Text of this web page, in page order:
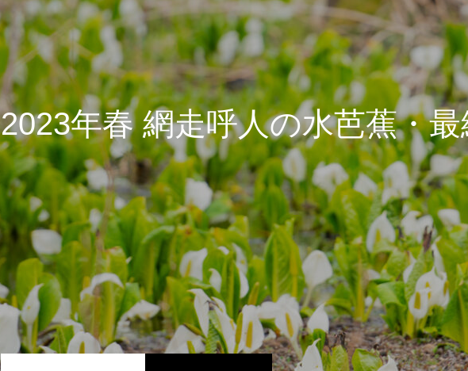
2023年春 網走呼人の水芭蕉・